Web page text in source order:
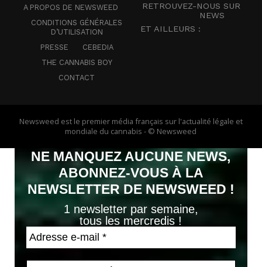
A PROPOS DE NEWSWEED
CONDITIONS GÉNÉRALES
D’UTILISATION
PRESSE
CEBEDIA
THE CANNABIS BOY
CONTACT
RETROUVEZ-NOUS SUR
NEWS
ET AILLEURS :
Newsweed est le premier média français sur l'actualité légale et
mondiale du cannabis - © Newsweed
NE MANQUEZ AUCUNE NEWS,
ABONNEZ-VOUS À LA
NEWSLETTER DE NEWSWEED !
1 newsletter par semaine,
tous les mercredis !